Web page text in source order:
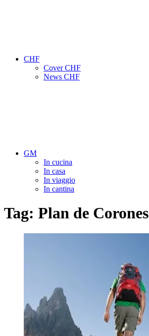
CHF
Cover CHF
News CHF
GM
In cucina
In casa
In viaggio
In cantina
Tag: Plan de Corones